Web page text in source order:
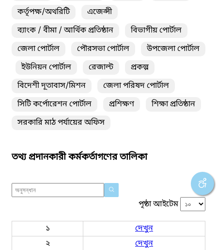
কর্তৃপক্ষ/অথরিটি
এজেন্সী
ব্যাংক / বীমা / আর্থিক প্রতিষ্ঠান
বিভাগীয় পোর্টাল
জেলা পোর্টাল
পৌরসভা পোর্টাল
উপজেলা পোর্টাল
ইউনিয়ন পোর্টাল
রেজাল্ট
প্রকল্প
বিদেশী দূতাবাস/মিশন
জেলা পরিষদ পোর্টাল
সিটি কর্পোরেশন পোর্টাল
প্রশিক্ষণ
শিক্ষা প্রতিষ্ঠান
সরকারি মাঠ পর্যায়ের অফিস
তথ্য প্রদানকারী কর্মকর্তাগণের তালিকা
পৃষ্ঠা আইটেম
১
দেখুন
২
দেখুন